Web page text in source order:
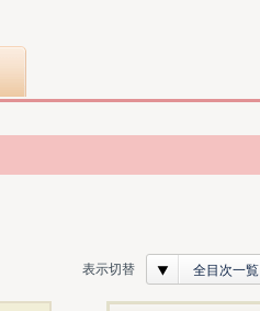
表示切替 全目次一覧